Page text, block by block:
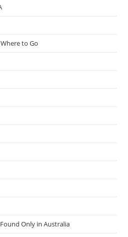
to Go
Only in Australia